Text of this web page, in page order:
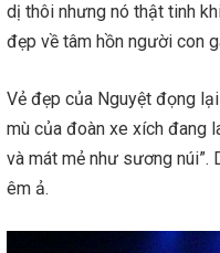
dị thôi nhưng nó thật tinh
đẹp về tâm hồn người con
Vẻ đẹp của Nguyệt đọng
mù của đoàn xe xích đang
và mát mẻ như sương
êm ả.